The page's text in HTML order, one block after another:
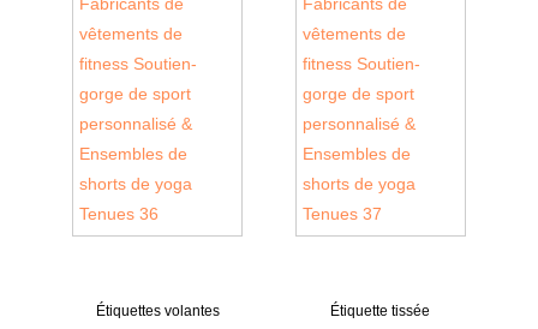
Étiquettes volantes Étiquette tissée